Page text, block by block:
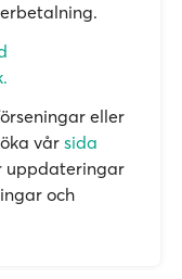
eller
vår sida
uppdateringar
och